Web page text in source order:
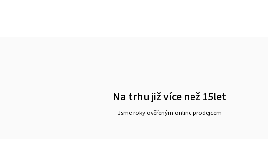
Na trhu již více než 15let
Jsme roky ověřeným online prodejcem